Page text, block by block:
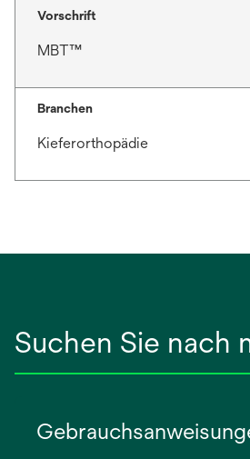
Vorschrift
MBT™
Branchen
Kieferorthopädie
Suchen Sie nach